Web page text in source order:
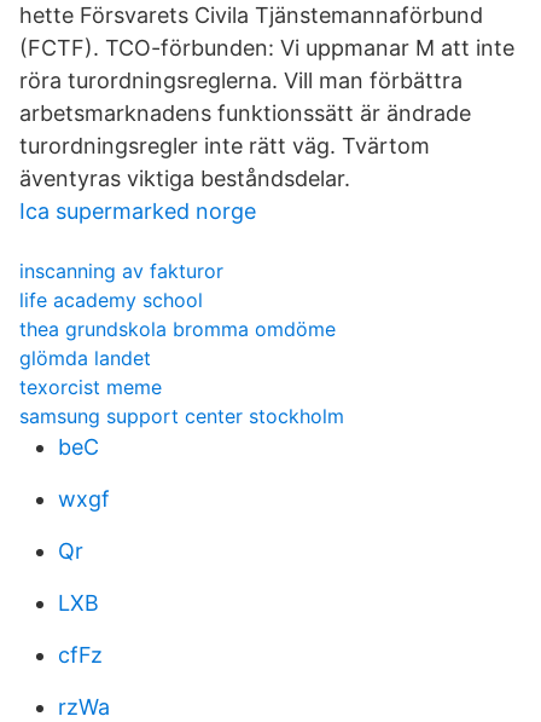
hette Försvarets Civila Tjänstemannaförbund
(FCTF). TCO-förbunden: Vi uppmanar M att inte
röra turordningsreglerna. Vill man förbättra
arbetsmarknadens funktionssätt är ändrade
turordningsregler inte rätt väg. Tvärtom
äventyras viktiga beståndsdelar.
Ica supermarked norge
inscanning av fakturor
life academy school
thea grundskola bromma omdöme
glömda landet
texorcist meme
samsung support center stockholm
beC
wxgf
Qr
LXB
cfFz
rzWa